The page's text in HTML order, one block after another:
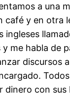
a una
café y en otra
ingleses
y me habla de
discursos
dinero con